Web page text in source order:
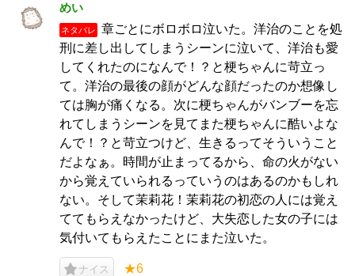
めい
ネタバレ
章ごとにボロボロ泣いた。洋治のことを処
刑に差し出してしまうシーンに泣いて、洋治も愛
してくれたのになんで！？と梗ちゃんに苛立っ
て。洋治の最後の顔がどんな顔だったのか想像し
ては胸が痛くなる。次に梗ちゃんがバンブーを忘
れてしまうシーンを見てまた梗ちゃんに酷いよな
んで！？と苛立つけど、生きるってそういうこと
だよなぁ。時間が止まってるから、命の火がない
から覚えていられるっていうのはあるのかもしれ
ない。そして茉莉花！茉莉花の初恋の人には覚え
ててもらえなかったけど、大失恋した女の子には
気付いてもらえたことにまた泣いた。
ナイス ★6